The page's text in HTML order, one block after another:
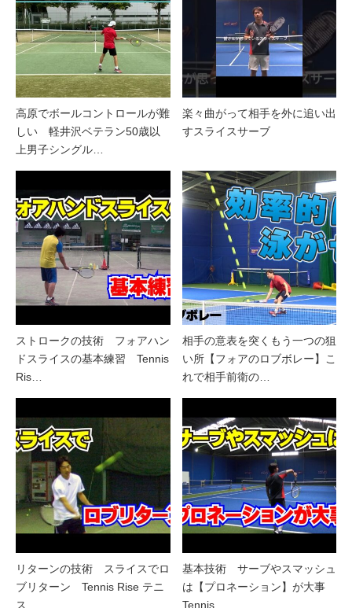
高原でボールコントロールが難
しい 軽井沢ベテラン50歳以
上男子シングル…
楽々曲がって相手を外に追い出
すスライスサーブ
ストロークの技術 フォアハン
ドスライスの基本練習 Tennis
Ris…
相手の意表を突くもう一つの狙
い所【フォアのロブボレー】こ
れで相手前衛の…
リターンの技術 スライスでロ
ブリターン Tennis Rise テニ
ス…
基本技術 サーブやスマッシュ
は【プロネーション】が大事
Tennis …